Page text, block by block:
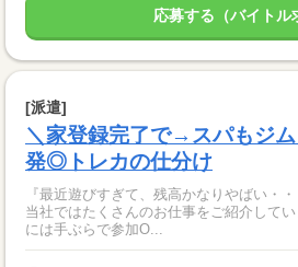
応募する（バイトル
[派遣]
＼家登録完了で→スパもジ
発◎トレカの仕分け
『最近遊びすぎて、残高かなりやばい・
当社ではたくさんのお仕事をご紹介して
には手ぶらで参加O...